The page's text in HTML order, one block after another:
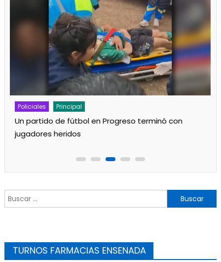
Policiales Principal
Un partido de fútbol en Progreso terminó con
jugadores heridos
Buscar:
TURNOS FARMACIAS ENSENADA